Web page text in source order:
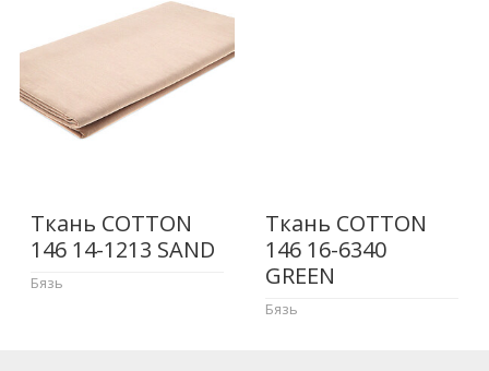
Ткань COTTON
146 14-1213 SAND
Бязь
Ткань COTTON
146 16-6340
GREEN
Бязь